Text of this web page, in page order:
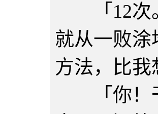
「12次。
就从一败
方法，比
「你！干